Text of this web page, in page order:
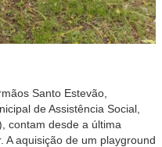
Santo Estevão,
de Assistência Social,
contam desde a última
A aquisição de um playground